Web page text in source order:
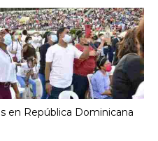
en República Dominicana